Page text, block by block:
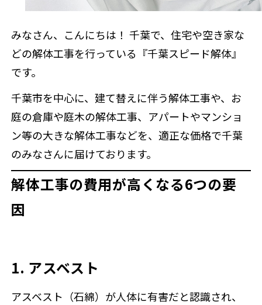
来店予約
みなさん、こんにちは！ 千葉で、住宅や空き家な
どの解体工事を行っている『千葉スピード解体』
です。
千葉市を中心に、建て替えに伴う解体工事や、お
庭の倉庫や庭木の解体工事、アパートやマンショ
ン等の大きな解体工事などを、適正な価格で千葉
のみなさんに届けております。
解体工事の費用が高くなる6つの要
因
1. アスベスト
アスベスト（石綿）が人体に有害だと認識され、